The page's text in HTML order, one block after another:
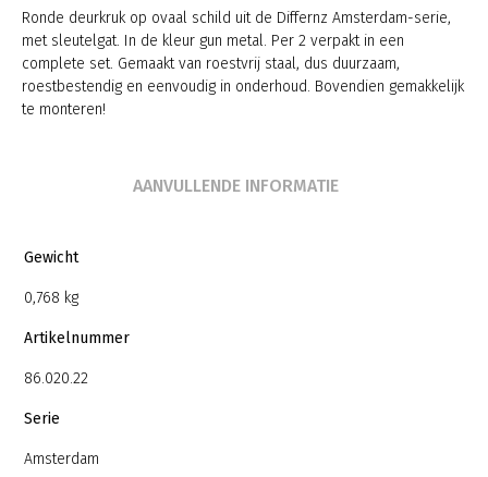
Ronde deurkruk op ovaal schild uit de Differnz Amsterdam-serie,
met sleutelgat. In de kleur gun metal. Per 2 verpakt in een
complete set. Gemaakt van roestvrij staal, dus duurzaam,
roestbestendig en eenvoudig in onderhoud. Bovendien gemakkelijk
te monteren!
AANVULLENDE INFORMATIE
Gewicht
0,768 kg
Artikelnummer
86.020.22
Serie
Amsterdam